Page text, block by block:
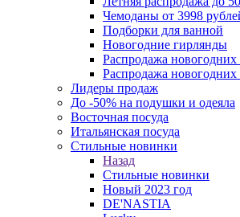
Чемоданы от 3998
Подборки для ванной
Новогодние гирлянды
Распродажа новогодних
Распродажа новогодних
Лидеры продаж
До -50% на подушки и одеяла
Восточная посуда
Итальянская посуда
Стильные новинки
Назад
Стильные новинки
Новый 2023 год
DE'NASTIA